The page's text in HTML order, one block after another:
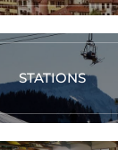
STATIONS